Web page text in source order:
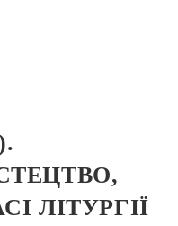
ЛІТУРГІЇ